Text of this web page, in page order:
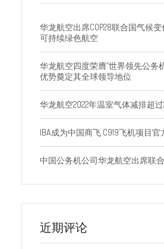
华龙航空出席COP28联合国气候
可持续绿色航空
华龙航空四度荣膺“世界领先公务
优势奠定其全球领导地位
华龙航空2022年温室气体减排超
IBA成为中国商飞 C919飞机项目
中国公务机公司华龙航空出席联
近期评论